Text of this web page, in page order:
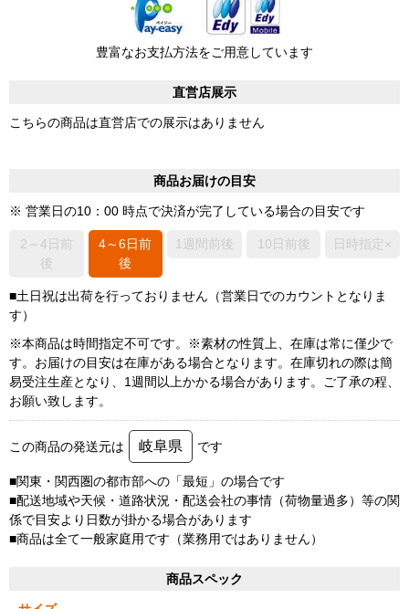
豊富なお支払方法をご用意しています
直営店展示
こちらの商品は直営店での展示はありません
商品お届けの目安
※ 営業日の10：00 時点で決済が完了している場合の目安です
2～4日前
後
4～6日前
後
1週間前後 10日前後 日時指定×
■土日祝は出荷を行っておりません（営業日でのカウントとなりま
す）
※本商品は時間指定不可です。※素材の性質上、在庫は常に僅少で
す。お届けの目安は在庫がある場合となります。在庫切れの際は簡
易受注生産となり、1週間以上かかる場合があります。ご了承の程、
お願い致します。
この商品の発送元は 岐阜県 です
■関東・関西圏の都市部への「最短」の場合です
■配送地域や天候・道路状況・配送会社の事情（荷物量過多）等の関
係で目安より日数が掛かる場合があります
■商品は全て一般家庭用です（業務用ではありません）
商品スペック